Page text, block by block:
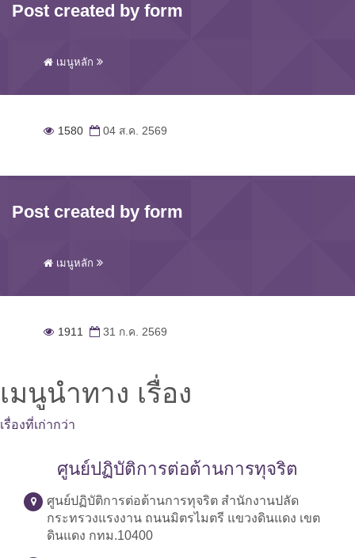
Post created by form
เมนูหลัก
1580 04 ส.ค. 2569
Post created by form
เมนูหลัก
1911 31 ก.ค. 2569
เมนูนำทาง เรื่อง
เรื่องที่เก่ากว่า
ศูนย์ปฏิบัติการต่อต้านการทุจริต
ศูนย์ปฏิบัติการต่อต้านการทุจริต สำนักงานปลัด
กระทรวงแรงงาน ถนนมิตรไมตรี แขวงดินแดง เขต
ดินแดง กทม.10400